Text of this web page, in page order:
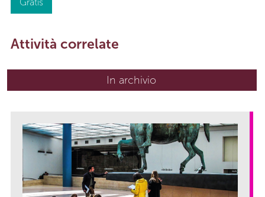
Attività correlate
In archivio